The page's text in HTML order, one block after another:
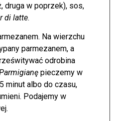
druga w poprzek), sos,
di latte.
Na wierzchu
parmezanem, a
odrobina
pieczemy w
minut albo do czasu,
Podajemy w